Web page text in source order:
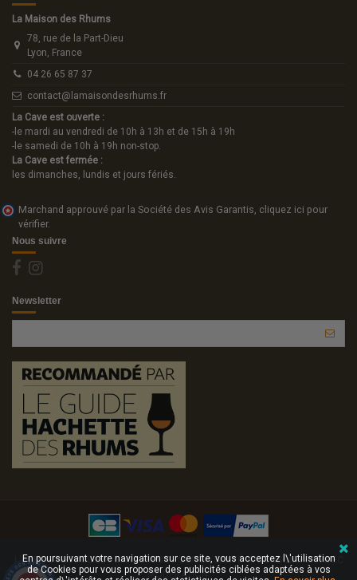
La Maison des Rhums
78, rue de la Part-Dieu
Lyon, France
04 26 65 87 37
contact@lamaisondesrhums.fr
La Cave est ouverte :
-le mardi au vendredi de 10h à 13h et de 15h à 19h
-le samedi de 10h à 19h non-stop.
La Cave est fermée :
les dimanches, lundis et jours fériés.
Marchand approuvé par la Société des Avis Garantis, cliquez ici pour
vérifier.
Nous suivre
Newsletter
L'ABUS D'ALCOOL EST DANGEREUX POUR LA SANTÉ. À CONSOMMER AVEC
MODÉRATION.
En poursuivant votre navigation sur ce site, vous acceptez l\'utilisation
de Cookies pour vous proposer des publicités ciblées adaptées à vos